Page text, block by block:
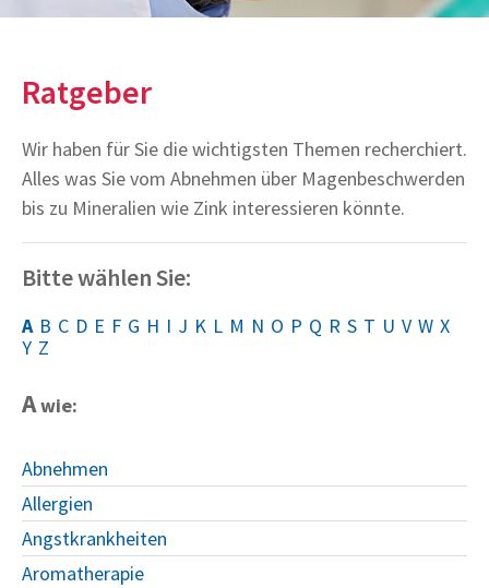
Ratgeber
Wir haben für Sie die wichtigsten Themen recherchiert.
Alles was Sie vom Abnehmen über Magenbeschwerden
bis zu Mineralien wie Zink interessieren könnte.
Bitte wählen Sie:
A B C D E F G H I J K L M N O P Q R S T U V W X
Y Z
Awie:
Abnehmen
Allergien
Angstkrankheiten
Aromatherapie